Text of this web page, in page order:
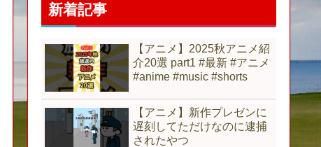
新着記事
【アニメ】2025秋アニメ紹
介20選 part1 #最新 #アニメ
#anime #music #shorts
【アニメ】新作プレゼンに
遅刻してただけなのに逮捕
されたやつ